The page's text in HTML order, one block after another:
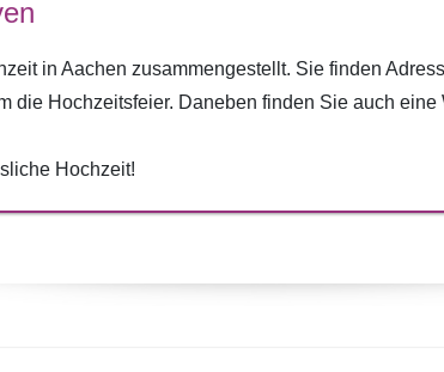
in Aachen zusammengestellt. Sie finden
Hochzeitsfeier. Daneben finden Sie auch
Hochzeit!